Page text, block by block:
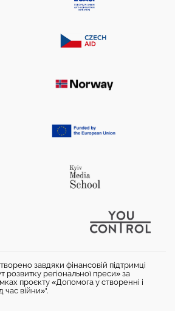
завдяки фінансовій підтримці
розвитку регіональної преси» за
проєкту «Допомога у створенні і
час війни»".